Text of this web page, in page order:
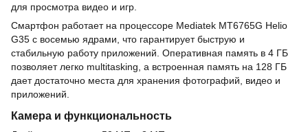
для просмотра видео и игр.
Смартфон работает на процессоре Mediatek MT6765G Helio
G35 с восемью ядрами, что гарантирует быструю и
стабильную работу приложений. Оперативная память в 4 ГБ
позволяет легко multitasking, а встроенная память на 128 ГБ
дает достаточно места для хранения фотографий, видео и
приложений.
Камера и функциональность